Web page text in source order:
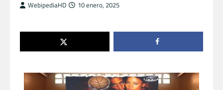
WebipediaHD 10 enero, 2025